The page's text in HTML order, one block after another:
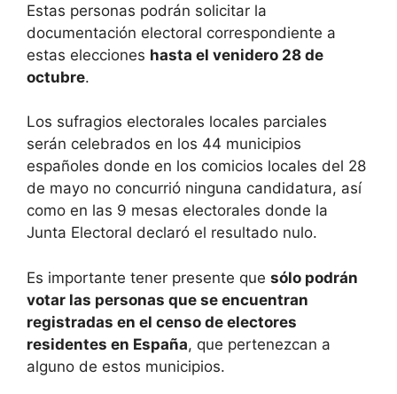
Estas personas podrán solicitar la
documentación electoral correspondiente a
estas elecciones hasta el venidero 28 de
octubre.
Los sufragios electorales locales parciales
serán celebrados en los 44 municipios
españoles donde en los comicios locales del 28
de mayo no concurrió ninguna candidatura, así
como en las 9 mesas electorales donde la
Junta Electoral declaró el resultado nulo.
Es importante tener presente que sólo podrán
votar las personas que se encuentran
registradas en el censo de electores
residentes en España, que pertenezcan a
alguno de estos municipios.